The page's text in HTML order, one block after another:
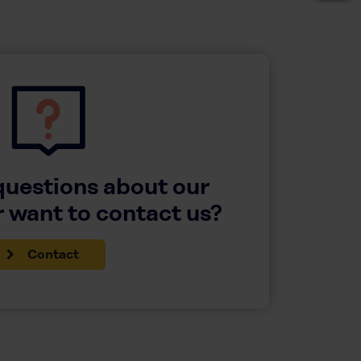
about our
want to contact us?
Contact